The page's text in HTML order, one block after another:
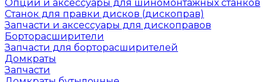
Опции и аксессуары для шиномонтажных станков
Станок для правки дисков (дископрав)
Запчасти и аксессуары для дископравов
Борторасширители
Запчасти для борторасширителей
Домкраты
Запчасти